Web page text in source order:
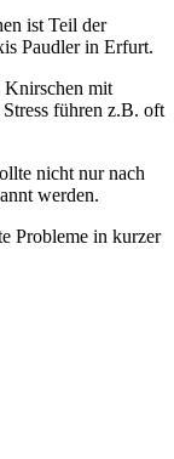
ist Teil der
Paudler in Erfurt.
Knirschen mit
führen z.B. oft
nicht nur nach
werden.
Probleme in kurzer